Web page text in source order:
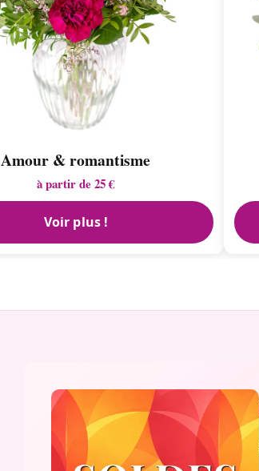
Amour & romantisme
à partir de 25 €
Voir plus !